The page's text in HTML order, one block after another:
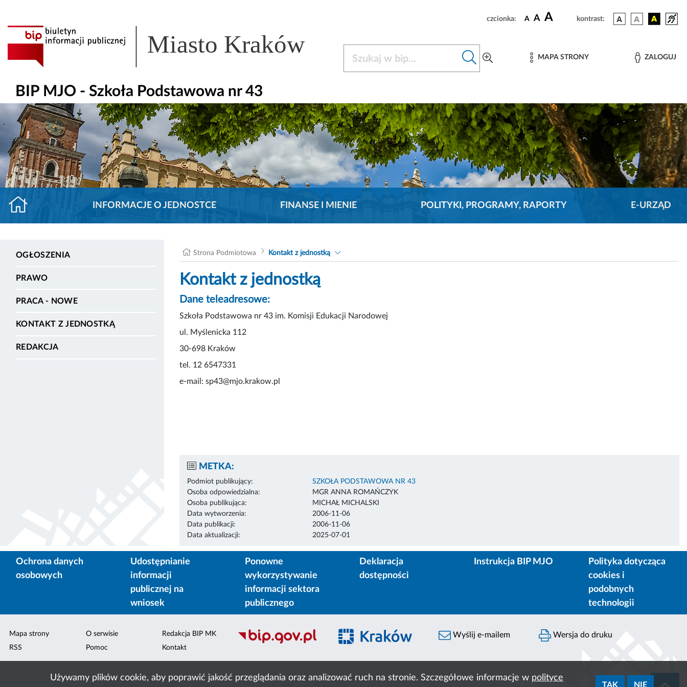
Używamy plików cookie, aby poprawić jakość przeglądania oraz analizować ruch na stronie. Szczegółowe informacje w polityce
TAK NIE
czcionka: A A A kontrast:
Miasto Kraków MAPA STRONY ZALOGUJ
BIP MJO - Szkoła Podstawowa nr 43
INFORMACJE O JEDNOSTCE FINANSE I MIENIE POLITYKI, PROGRAMY, RAPORTY E-URZĄD
OGŁOSZENIA
PRAWO
PRACA - NOWE
KONTAKT Z JEDNOSTKĄ
REDAKCJA
Strona Podmiotowa Kontakt z jednostką
Kontakt z jednostką
Dane teleadresowe:
Szkoła Podstawowa nr 43 im. Komisji Edukacji Narodowej
ul. Myślenicka 112
30-698 Kraków
tel. 12 6547331
e-mail: sp43@mjo.krakow.pl
METKA:
Podmiot publikujący:
SZKOŁA PODSTAWOWA NR 43
Osoba odpowiedzialna:
MGR ANNA ROMAŃCZYK
Osoba publikująca:
MICHAŁ MICHALSKI
Data wytworzenia:
2006-11-06
Data publikacji:
2006-11-06
Data aktualizacji:
2025-07-01
Ochrona danych
osobowych
Udostępnianie
informacji
publicznej na
wniosek
Ponowne
wykorzystywanie
informacji sektora
publicznego
Deklaracja
dostępności
Instrukcja BIP MJO
Polityka dotycząca
cookies i
podobnych
technologii
Mapa strony
RSS
O serwisie
Pomoc
Redakcja BIP MK
Kontakt
Wyślij e-mailem Wersja do druku